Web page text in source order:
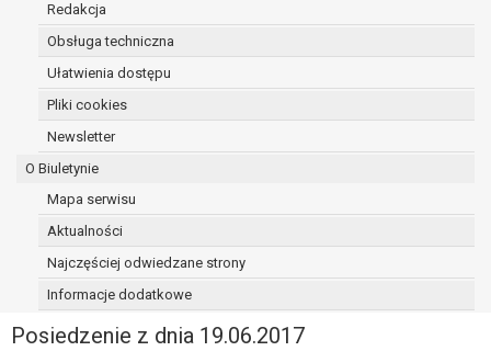
Redakcja
Obsługa techniczna
Ułatwienia dostępu
Pliki cookies
Newsletter
O Biuletynie
Mapa serwisu
Aktualności
Najczęściej odwiedzane strony
Informacje dodatkowe
Posiedzenie z dnia 19.06.2017
osoba, której dane dotyczą, wniosła
sprzeciw wobec przetwarzania
danych - do czasu ustalenia czy
stronie administratora są nadrzędne
podstawie art. 20 RODO, w przypadku gdy
łącznie spełnione są następujące przesłanki:
przetwarzanie danych odbywa się na
podstawie umowy zawartej z osobą,
której dane dotyczą lub na podstawie
zgody wyrażonej przez tą osobę,
przetwarzanie odbywa się w sposób